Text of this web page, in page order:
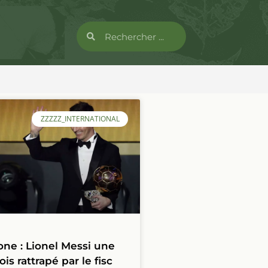
ZZZZZ_INTERNATIONAL
: Lionel Messi une
rattrapé par le fisc